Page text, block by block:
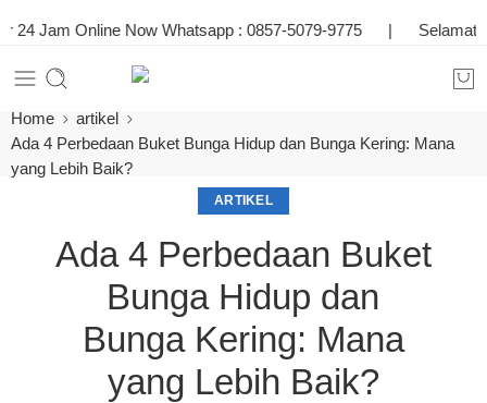
Jam Online Now Whatsapp :0857-5079-9775 Selamat
Home
artikel
Ada 4 Perbedaan Buket Bunga Hidup dan Bunga Kering: Mana
yang Lebih Baik?
ARTIKEL
Ada 4 Perbedaan Buket
Bunga Hidup dan
Bunga Kering: Mana
yang Lebih Baik?